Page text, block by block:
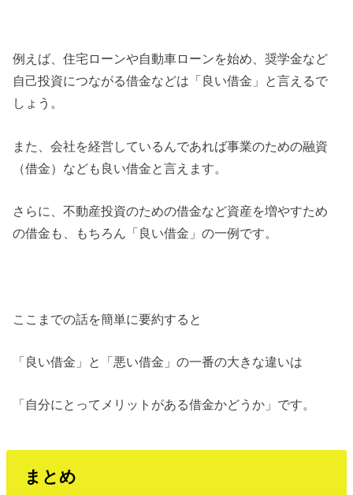
例えば、住宅ローンや自動車ローンを始め、奨学金など
自己投資につながる借金などは「良い借金」と言えるで
しょう。
また、会社を経営しているんであれば事業のための融資
（借金）なども良い借金と言えます。
さらに、不動産投資のための借金など資産を増やすため
の借金も、もちろん「良い借金」の一例です。
ここまでの話を簡単に要約すると
「良い借金」と「悪い借金」の一番の大きな違いは
「自分にとってメリットがある借金かどうか」です。
まとめ